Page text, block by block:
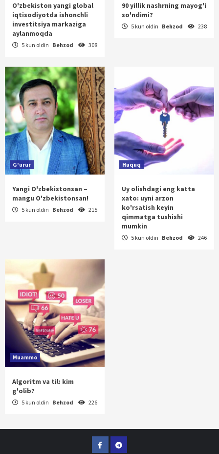
O'zbekiston yangi global
iqtisodiyotda ishonchli
investitsiya markaziga
aylanmoqda
5 kun oldin Behzod 308
90 yillik nashrning mayog'i
so'ndimi?
5 kun oldin Behzod 238
G'urur
Yangi O'zbekistonsan –
mangu O'zbekistonsan!
5 kun oldin Behzod 215
Huquq
Uy olishdagi eng katta
xato: uyni arzon
ko'rsatish keyin
qimmatga tushishi
mumkin
5 kun oldin Behzod 246
Muammo
Algoritm va til: kim
g'olib?
5 kun oldin Behzod 226
FacebookTelegram